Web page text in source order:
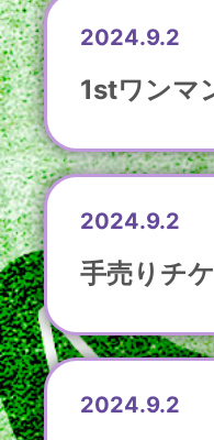
2024.9.2
1stワンマ
2024.9.2
手売りチ
2024.9.2